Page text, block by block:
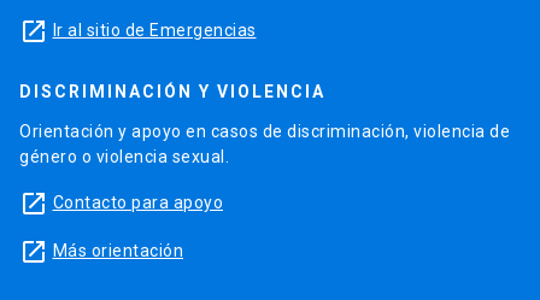
launch Ir al sitio de Emergencias
DISCRIMINACIÓN Y VIOLENCIA
Orientación y apoyo en casos de discriminación, violencia de
género o violencia sexual.
launch Contacto para apoyo
launch Más orientación